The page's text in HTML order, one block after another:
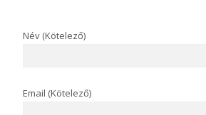
Név (Kötelező)
Email (Kötelező)